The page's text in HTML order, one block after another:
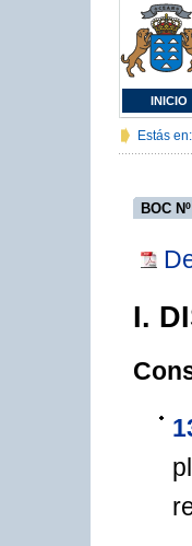
INICIO
Estás en:
BOC
I.